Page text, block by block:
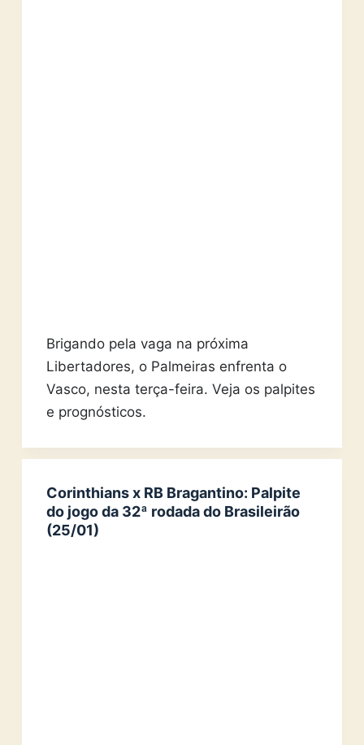
Brigando pela vaga na próxima
Libertadores, o Palmeiras enfrenta o
Vasco, nesta terça-feira. Veja os palpites
e prognósticos.
Corinthians x RB Bragantino: Palpite
do jogo da 32ª rodada do Brasileirão
(25/01)